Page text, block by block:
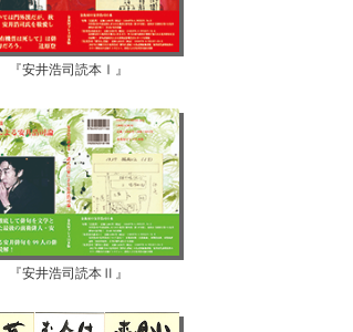
『安井浩司読本Ⅰ』
『安井浩司読本Ⅱ』